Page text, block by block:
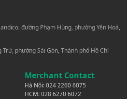
đường Phạm Hùng, phường Yên Hoà,
phường Sài Gòn, Thành phố Hồ Chí
Merchant Contact
Hà Nội:024 2260 6075
HCM:028 6270 6072